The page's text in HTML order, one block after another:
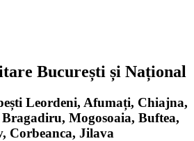
București și Național
Leordeni, Afumați, Chiajna,
Mogosoaia, Buftea,
Corbeanca, Jilava